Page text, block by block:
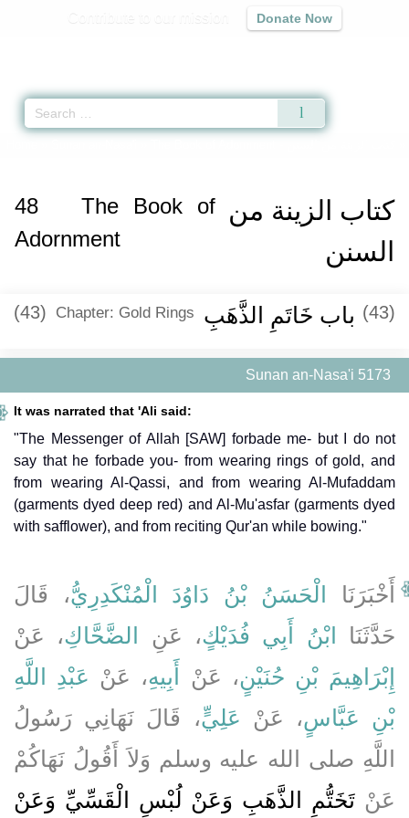
Donate Now
كتاب الزينة من
السنن
48
The Book of
Adornment
(43) Chapter: Gold Rings (43) باب خَاتَمِ الذَّهَبِ ‏‏
Sunan an-Nasa'i 5173
It was narrated that 'Ali said:
"The Messenger of Allah [SAW] forbade me- but I do not
say that he forbade you- from wearing rings of gold, and
from wearing Al-Qassi, and from wearing Al-Mufaddam
(garments dyed deep red) and Al-Mu'asfar (garments dyed
with safflower), and from reciting Qur'an while bowing."
أَخْبَرَنَا الْحَسَنُ بْنُ دَاوُدَ الْمُنْكَدِرِيُّ، قَالَ
حَدَّثَنَا
ابْنُ أَبِي فُدَيْكٍ، عَنِ الضَّحَّاكِ، عَنْ
إِبْرَاهِيمَ بْنِ حُنَيْنٍ، عَنْ أَبِيهِ، عَنْ عَبْدِ اللَّهِ
بْنِ عَبَّاسٍ، عَنْ عَلِيٍّ، قَالَ نَهَانِي رَسُولُ
اللَّهِ صلى الله عليه وسلم وَلاَ أَقُولُ نَهَاكُمْ
عَنْ تَخَتُّمِ الذَّهَبِ وَعَنْ لُبْسِ الْقَسِّيِّ وَعَنْ